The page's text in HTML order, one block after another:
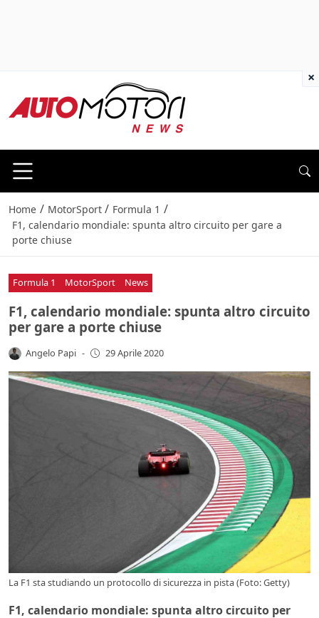
Home / MotorSport / Formula 1 /
F1, calendario mondiale: spunta altro circuito per gare a
porte chiuse
Formula 1 MotorSport News
F1, calendario mondiale: spunta altro circuito
per gare a porte chiuse
Angelo Papi - 29 Aprile 2020
La F1 sta studiando un protocollo di sicurezza in pista (Foto: Getty)
F1, calendario mondiale: spunta altro circuito per
×